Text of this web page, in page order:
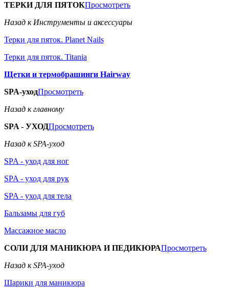
ТЕРКИ ДЛЯ ПЯТОКПросмотреть
Назад к Инструменты и аксессуары
Терки для пяток. Planet Nails
Терки для пяток. Titania
Щетки и термобрашинги Hairway
SPA-уходПросмотреть
Назад к главному
SPA - УХОДПросмотреть
Назад к SPA-уход
SPA - уход для ног
SPA - уход для рук
SPA - уход для тела
Бальзамы для губ
Массажное масло
СОЛИ ДЛЯ МАНИКЮРА И ПЕДИКЮРАПросмотреть
Назад к SPA-уход
Шарики для маникюра